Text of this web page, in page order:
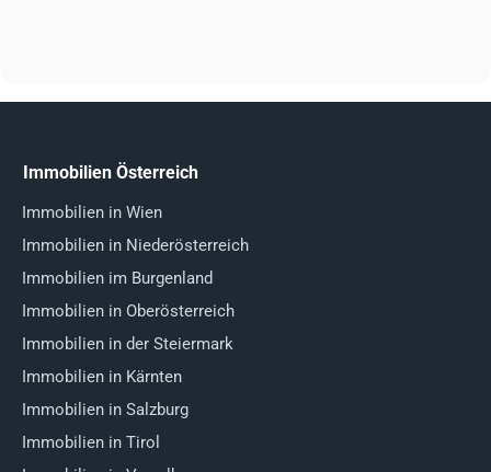
Immobilien Österreich
Immobilien in Wien
Immobilien in Niederösterreich
Immobilien im Burgenland
Immobilien in Oberösterreich
Immobilien in der Steiermark
Immobilien in Kärnten
Immobilien in Salzburg
Immobilien in Tirol